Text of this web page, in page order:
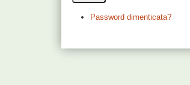
Password dimenticata?